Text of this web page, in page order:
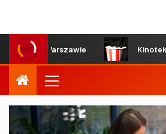
w Warszawie Kinoteka –